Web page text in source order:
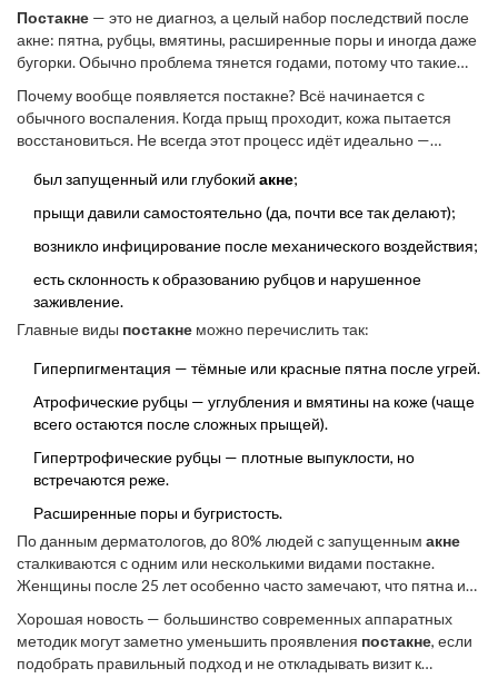
Постакне — это не диагноз, а целый набор последствий после
акне: пятна, рубцы, вмятины, расширенные поры и иногда даже
бугорки. Обычно проблема тянется годами, потому что такие
Почему вообще появляется постакне? Всё начинается с
обычного воспаления. Когда прыщ проходит, кожа пытается
восстановиться. Не всегда этот процесс идёт идеально —
был запущенный или глубокий акне;
прыщи давили самостоятельно (да, почти все так делают);
возникло инфицирование после механического воздействия;
есть склонность к образованию рубцов и нарушенное
заживление.
Главные виды постакне можно перечислить так:
Гиперпигментация — тёмные или красные пятна после угрей.
Атрофические рубцы — углубления и вмятины на коже (чаще
всего остаются после сложных прыщей).
Гипертрофические рубцы — плотные выпуклости, но
встречаются реже.
Расширенные поры и бугристость.
По данным дерматологов, до 80% людей с запущенным акне
сталкиваются с одним или несколькими видами постакне.
Женщины после 25 лет особенно часто замечают, что пятна и
Хорошая новость — большинство современных аппаратных
методик могут заметно уменьшить проявления постакне, если
подобрать правильный подход и не откладывать визит к